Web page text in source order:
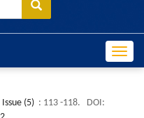
Issue (5) : 113 -118.
DOI: